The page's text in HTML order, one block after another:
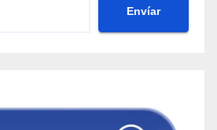
Envíar